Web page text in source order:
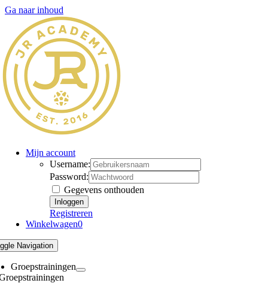
Ga naar inhoud
Mijn account
Username:
Password:
Gegevens onthouden
Registreren
Winkelwagen0
Navigation
Groepstrainingen